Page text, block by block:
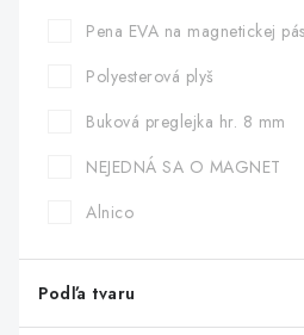
Pena EVA na magnetickej
Polyesterová plyš
Buková preglejka hr. 8 mm
NEJEDNÁ SA O MAGNET
Alnico
Podľa tvaru